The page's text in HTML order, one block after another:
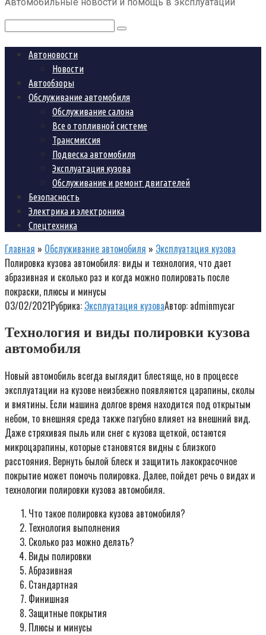
Поиск:
Автоновости
Новости
Автообзоры
Обслуживание автомобиля
Обслуживание салона
Все о топливной системе
Трансмиссия
Подвеска автомобиля
Эксплуатация кузова
Обслуживание и ремонт двигателей
Безопасность
Электрика и электроника
Спецтехника
Главная » Обслуживание автомобиля » Эксплуатация кузова
Полировка кузова автомобиля: виды и технология, что дает
абразивная и сколько раз и когда можно полировать после
покраски, плюсы и минусы
03/02/2021Рубрика: Эксплуатация кузоваАвтор: adminmycar
Технология и виды полировки кузова
автомобиля
Новый автомобиль всегда выглядит блестяще, но в процессе
эксплуатации на кузове неизбежно появляются царапины, сколы
и вмятины. Если машина долгое время находится под открытым
небом, то внешняя среда также пагубно влияет на внешний вид.
Даже стряхивая пыль или снег с кузова щеткой, остаются
микроцарапины, которые становятся видны с близкого
расстояния. Вернуть былой блеск и защитить лакокрасочное
покрытие может помочь полировка. Далее, пойдет речь о видах и
технологии полировки кузова автомобиля.
Что такое полировка кузова автомобиля?
Технология выполнения
Сколько раз можно делать?
Виды полировки
Абразивная
Стандартная
Финишная
Защитные покрытия
Плюсы и минусы